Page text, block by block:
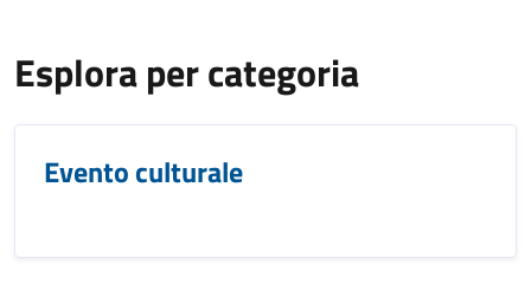
Esplora per categoria
Evento culturale